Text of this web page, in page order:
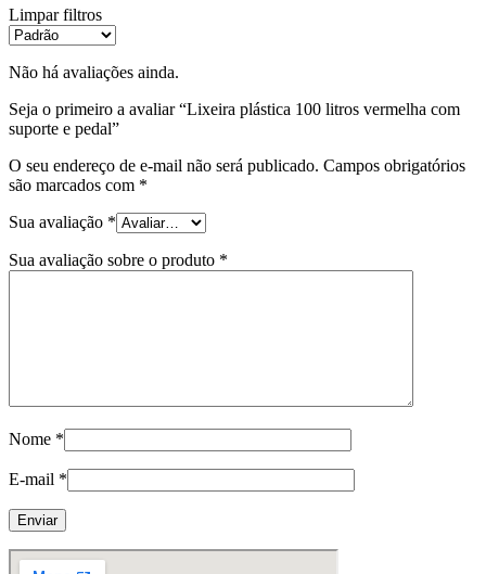
Limpar filtros
Não há avaliações ainda.
Seja o primeiro a avaliar “Lixeira plástica 100 litros vermelha com
suporte e pedal”
O seu endereço de e-mail não será publicado. Campos obrigatórios
são marcados com *
Sua avaliação *
Sua avaliação sobre o produto *
Nome *
E-mail *